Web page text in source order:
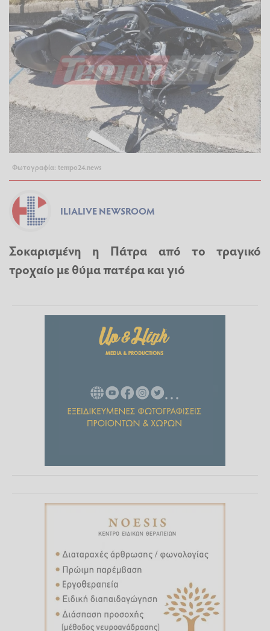
Φωτογραφία: tempo24.news
ILIALIVE NEWSROOM
Σοκαρισμένη η Πάτρα από το τραγικό
τροχαίο με θύμα πατέρα και γιό